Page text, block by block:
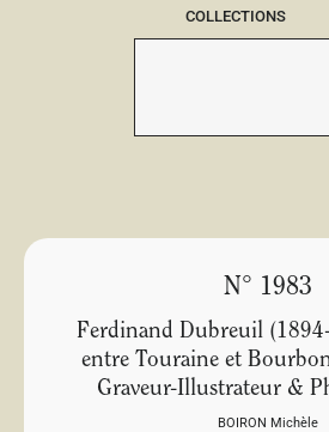
COLLECTIONS
N° 1983
Ferdinand Dubreuil
entre Touraine et
Graveur-Illustrateur &
BOIRON Michèle